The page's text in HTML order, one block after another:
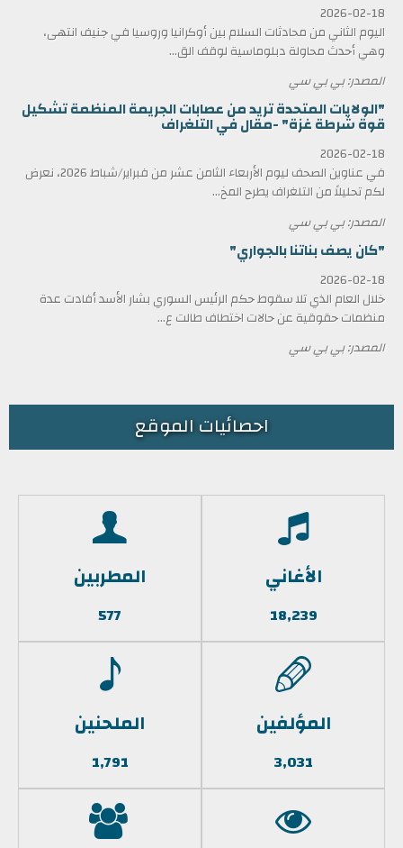
2026-02-18
اليوم الثاني من محادثات السلام بين أوكرانيا وروسيا في جنيف انتهى،
وهي أحدث محاولة دبلوماسية لوقف الق...
المصدر: بي بي سي
"الولايات المتحدة تريد من عصابات الجريمة المنظمة تشكيل
قوة شرطة غزة" -مقال في التلغراف
2026-02-18
في عناوين الصحف ليوم الأربعاء الثامن عشر من فبراير/شباط 2026، نعرض
لكم تحليلاً من التلغراف يطرح المخ...
المصدر: بي بي سي
"كان يصف بناتنا بالجواري"
2026-02-18
خلال العام الذي تلا سقوط حكم الرئيس السوري بشار الأسد أفادت عدة
منظمات حقوقية عن حالات اختطاف طالت ع...
المصدر: بي بي سي
احصائيات الموقع
الأغاني
18,239
المطربين
577
المؤلفين
3,031
الملحنين
1,791